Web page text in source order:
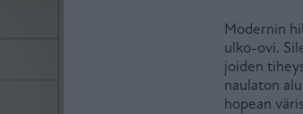
Modernin
ulko-ovi.
joiden
naulaton
hopean